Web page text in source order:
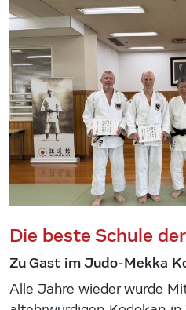
Die beste Schule
Zu Gast im Judo-Mekka
Alle Jahre wieder wurde